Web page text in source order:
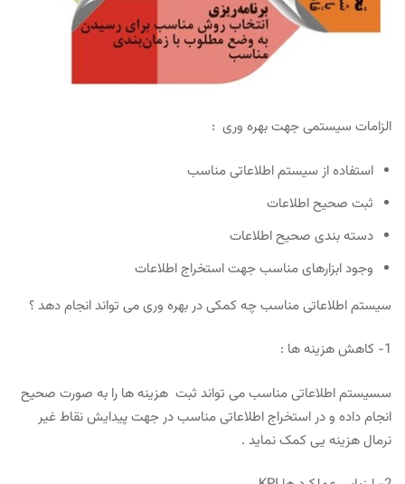
الزامات سیستمی جهت بهره وری :
استفاده از سیستم اطلاعاتی مناسب
ثبت صحیح اطلاعات
دسته بندی صحیح اطلاعات
وجود ابزارهای مناسب جهت استخراج اطلاعات
سیستم اطلاعاتی مناسب چه کمکی در بهره وری می تواند انجام دهد ؟
1- کاهش هزینه ها :
سسیستم اطلاعاتی مناسب می تواند ثبت هزینه ها را به صورت صحیح
انجام داده و در استخراج اطلاعاتی مناسب در جهت پیدایش نقاط غیر
نرمال هزینه یی کمک نماید .